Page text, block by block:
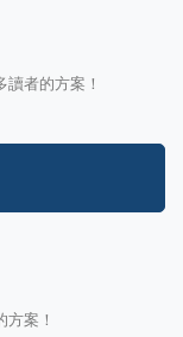
者的方案！
案！